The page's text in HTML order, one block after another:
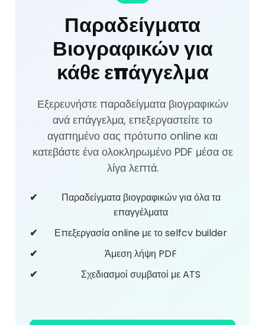
Παραδείγματα
Βιογραφικών για
κάθε επάγγελμα
Εξερευνήστε παραδείγματα βιογραφικών
ανά επάγγελμα, επεξεργαστείτε το
αγαπημένο σας πρότυπο online και
κατεβάστε ένα ολοκληρωμένο PDF μέσα σε
λίγα λεπτά.
Παραδείγματα βιογραφικών για όλα τα
επαγγέλματα
Επεξεργασία online με το selfcv builder
Άμεση λήψη PDF
Σχεδιασμοί συμβατοί με ATS